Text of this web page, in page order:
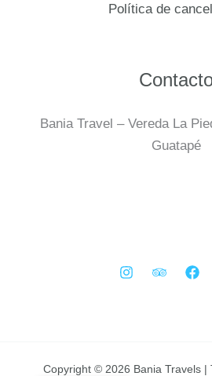
Política de
Bania Travel – Vereda La
Guatapé
Copyright © 2026 Bania Travels |